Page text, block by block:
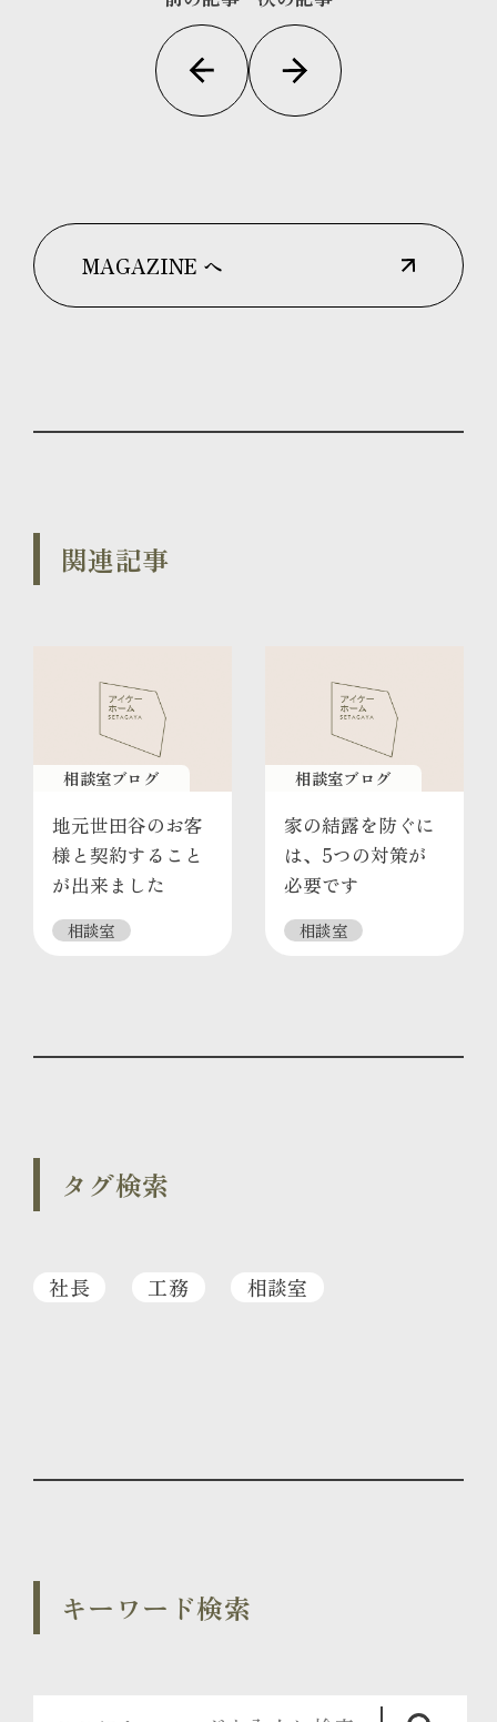
MAGAZINE へ
関連記事
相談室ブログ
地元世田谷のお客
様と契約すること
が出来ました
相談室
相談室ブログ
家の結露を防ぐに
は、5つの対策が
必要です
相談室
タグ検索
社長 工務 相談室
キーワード検索